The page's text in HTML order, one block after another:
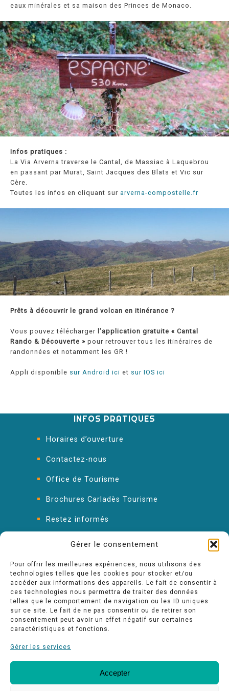
Gérer le consentement
Pour offrir les meilleures expériences, nous utilisons des
technologies telles que les cookies pour stocker et/ou
accéder aux informations des appareils. Le fait de consentir à
ces technologies nous permettra de traiter des données
telles que le comportement de navigation ou les ID uniques
sur ce site. Le fait de ne pas consentir ou de retirer son
consentement peut avoir un effet négatif sur certaines
caractéristiques et fonctions.
Gérer les services
Accepter
eaux minérales et sa maison des Princes de Monaco.
Infos pratiques :
La Via Arverna traverse le Cantal, de Massiac à Laquebrou
en passant par Murat, Saint Jacques des Blats et Vic sur
Cère.
Toutes les infos en cliquant sur arverna-compostelle.fr
Prêts à découvrir le grand volcan en itinérance ?
Vous pouvez télécharger l’application gratuite « Cantal
Rando & Découverte » pour retrouver tous les itinéraires de
randonnées et notamment les GR !
Appli disponible sur Android ici et sur IOS ici
INFOS PRATIQUES
Horaires d’ouverture
Contactez-nous
Office de Tourisme
Brochures Carladès Tourisme
Restez informés
FAQ : les réponses à vos questions